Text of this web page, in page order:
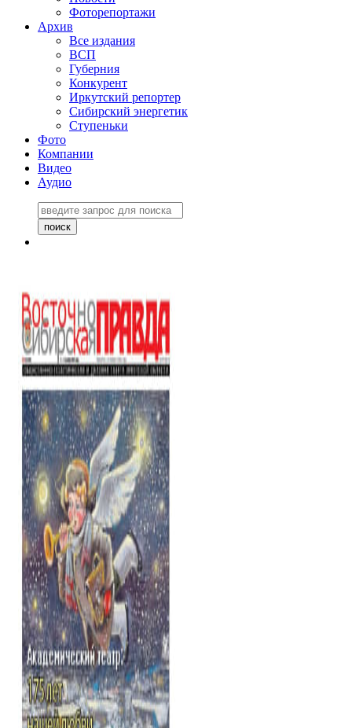
Фоторепортажи
Архив
Все издания
ВСП
Губерния
Конкурент
Иркутский репортер
Сибирский энергетик
Ступеньки
Фото
Компании
Видео
Аудио